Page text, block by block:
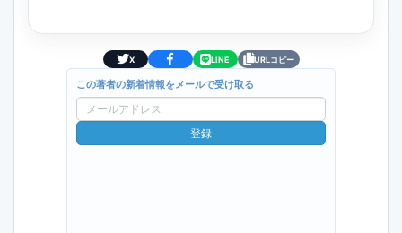
X LINE URLコピー
この著者の新着情報をメールで受け取る
ー
ル
登録